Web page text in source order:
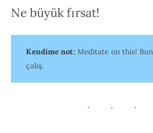
Ne büyük fırsat!
Kendime not: Meditate on this!
çalış.